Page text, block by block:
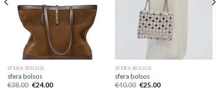
SFERA BOLSOS
sfera bolsos
€38.00 €24.00
SFERA BOLSOS
sfera bolsos
€40.00 €25.00